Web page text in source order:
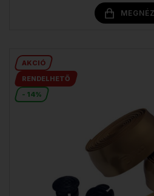
AKCIÓ
RENDELHETŐ
- 14%